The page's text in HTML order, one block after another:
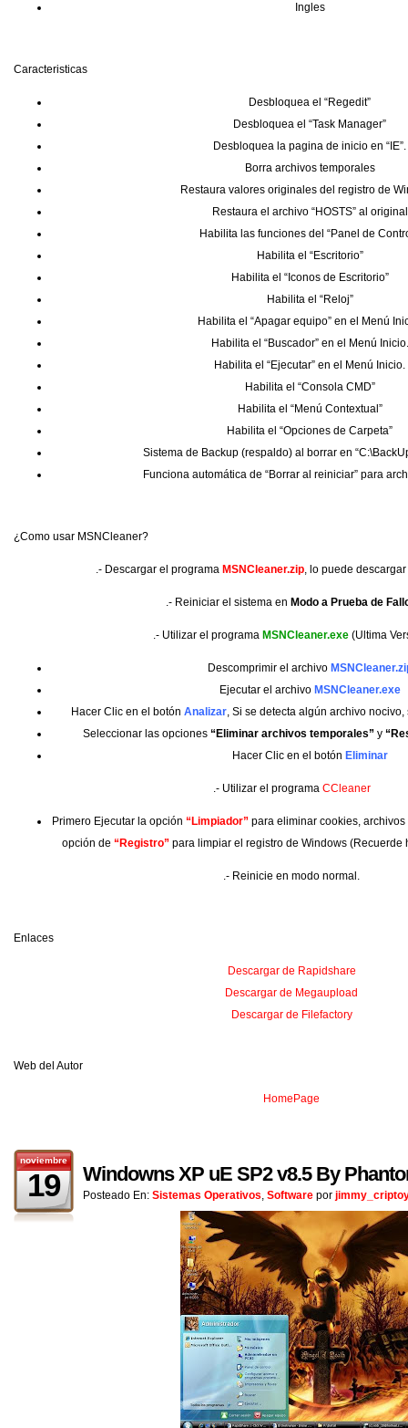
Ingles
Caracteristicas
Desbloquea el “Regedit”
Desbloquea el “Task Manager”
Desbloquea la pagina de inicio en “IE”.
Borra archivos temporales
Restaura valores originales del registro de
Restaura el archivo “HOSTS” al original
Habilita las funciones del “Panel de
Habilita el “Escritorio”
Habilita el “Iconos de Escritorio”
Habilita el “Reloj”
Habilita el “Apagar equipo” en el Menú
Habilita el “Buscador” en el Menú Inicio.
Habilita el “Ejecutar” en el Menú Inicio.
Habilita el “Consola CMD”
Habilita el “Menú Contextual”
Habilita el “Opciones de Carpeta”
Sistema de Backup (respaldo) al borrar en
Funciona automática de “Borrar al reiniciar” para
¿Como usar MSNCleaner?
.- Descargar el programa MSNCleaner.zip, lo puede
.- Reiniciar el sistema en Modo a Prueba de
.- Utilizar el programa MSNCleaner.exe(Ultima
Descomprimir el archivo
Ejecutar el archivo MSNCleaner.exe
Hacer Clic en el botón Analizar, Si se detecta algún archivo
Seleccionar las opciones “Eliminar archivos temporales” y
Hacer Clic en el botón Eliminar
.- Utilizar el programa CCleaner
Primero Ejecutar la opción “Limpiador”para eliminar cookies,
opción de “Registro” para limpiar el registro de Windows
.- Reinicie en modo normal.
Enlaces
Descargar de Rapidshare
Descargar de Megaupload
Descargar de Filefactory
Web del Autor
HomePage
noviembre
19 Windowns XP uE SP2 v8.5 By
Posteado En: Sistemas Operativos, Software por